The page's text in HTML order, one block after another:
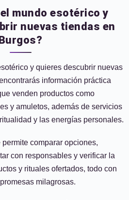
mundo esotérico y
nuevas tiendas en
y quieres descubrir nuevas
información práctica
venden productos como
y amuletos, además de servicios
y las energías personales.
comparar opciones,
con responsables y verificar la
y rituales ofertados, todo con
milagrosas.